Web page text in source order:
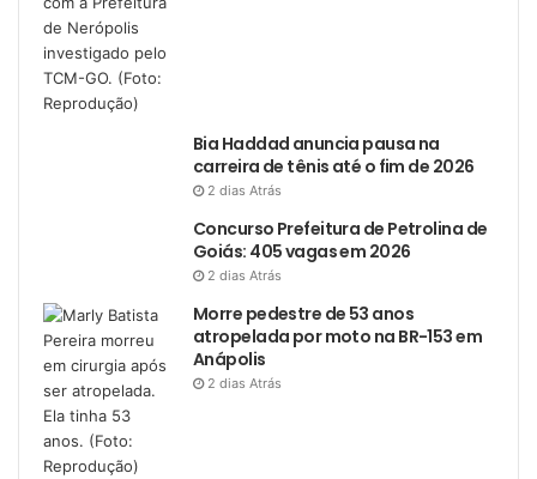
Bia Haddad anuncia pausa na
carreira de tênis até o fim de 2026
2 dias Atrás
Concurso Prefeitura de Petrolina de
Goiás: 405 vagas em 2026
2 dias Atrás
Morre pedestre de 53 anos
atropelada por moto na BR-153 em
Anápolis
2 dias Atrás